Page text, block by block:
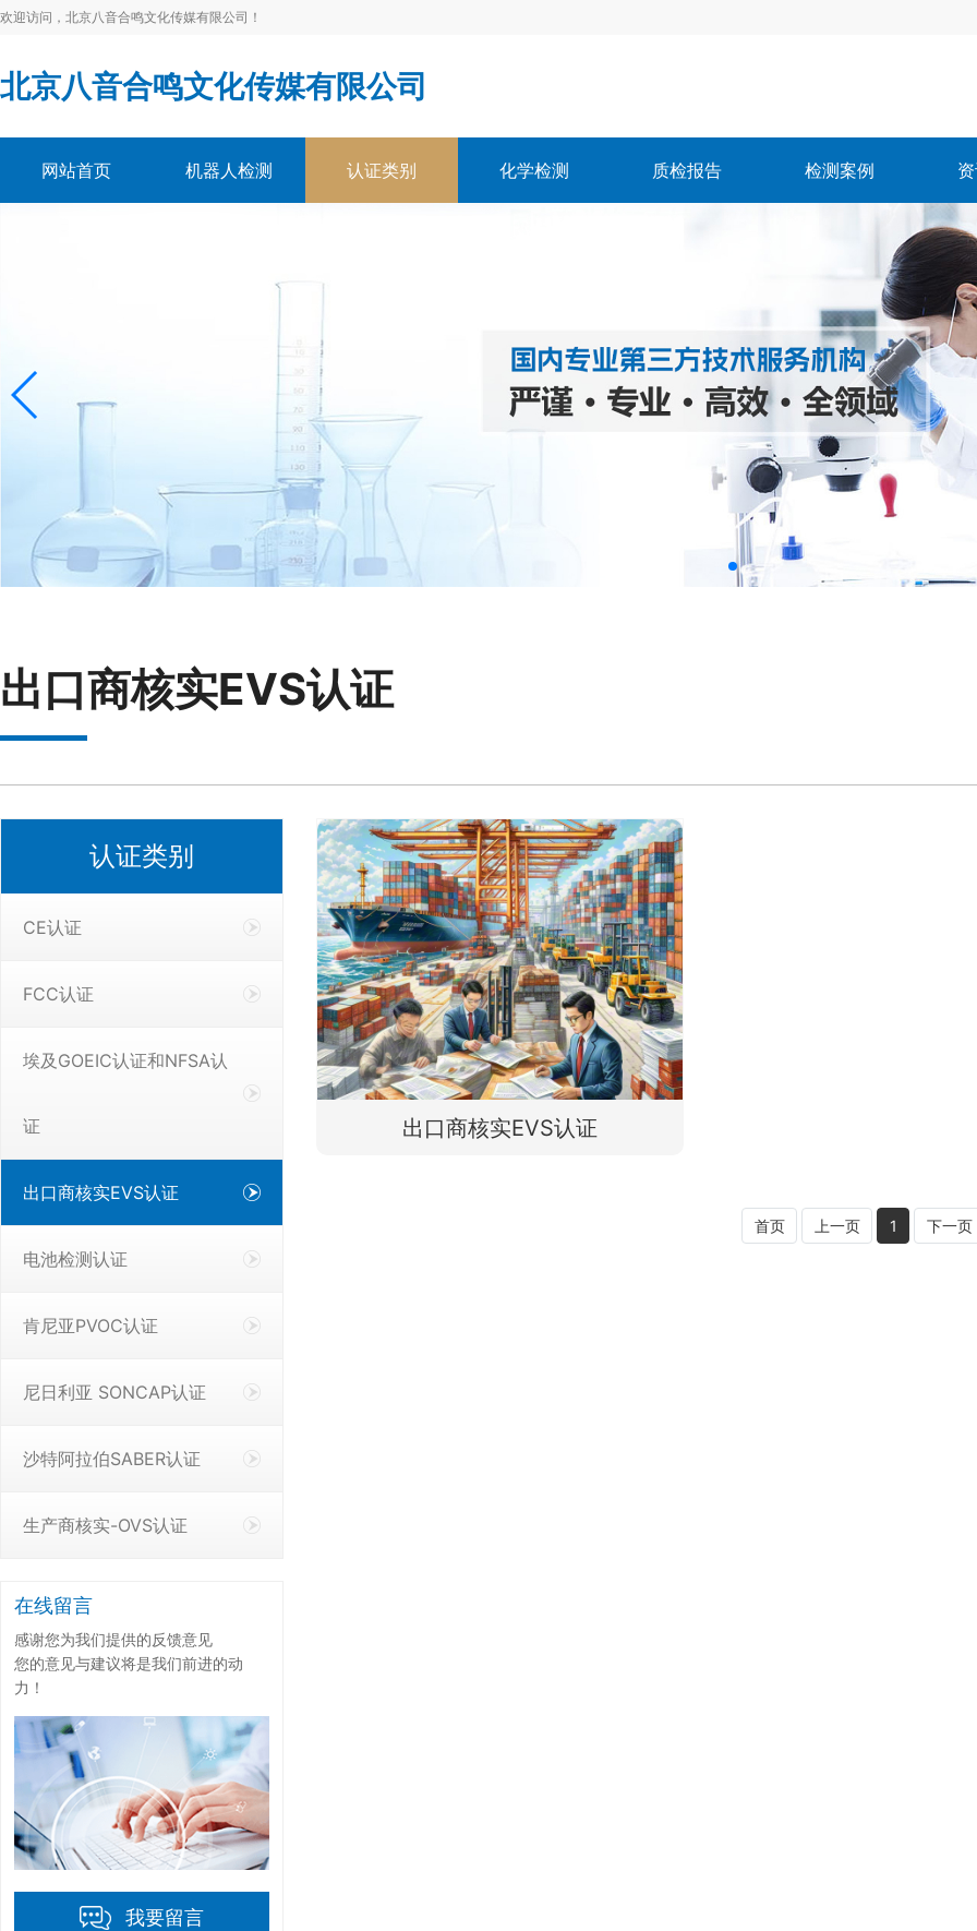
欢迎访问，北京八音合鸣文化传媒有限公司！
北京八音合鸣文化传媒有限公司
网站首页 机器人检测 认证类别 化学检测 质检报告 检测案例
出口商核实EVS认证
认证类别
CE认证
FCC认证
埃及GOEIC认证和NFSA认
证
出口商核实EVS认证
电池检测认证
肯尼亚PVOC认证
尼日利亚 SONCAP认证
沙特阿拉伯SABER认证
生产商核实-OVS认证
在线留言
感谢您为我们提供的反馈意见
您的意见与建议将是我们前进的动
力！
我要留言
出口商核实EVS认证
首页 上一页 1 下一页